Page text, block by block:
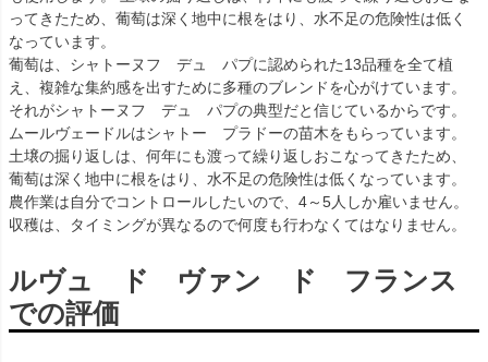
ってきたため、葡萄は深く地中に根をはり、水不足の危険性は低く
なっています。
葡萄は、シャトーヌフ デュ パプに認められた13品種を全て植
え、複雑な集約感を出すために多種のブレンドを心がけています。
それがシャトーヌフ デュ パプの典型だと信じているからです。
ムールヴェードルはシャトー プラドーの苗木をもらっています。
土壌の掘り返しは、何年にも渡って繰り返しおこなってきたため、
葡萄は深く地中に根をはり、水不足の危険性は低くなっています。
農作業は自分でコントロールしたいので、4～5人しか雇いません。
収穫は、タイミングが異なるので何度も行わなくてはなりません。
ルヴュ ド ヴァン ド フランス
での評価